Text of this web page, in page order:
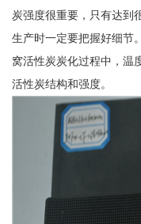
炭强度很重要，只有达到
生产时一定要把握好细节
窝活性炭炭化过程中，温
活性炭结构和强度。